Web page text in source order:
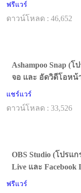
ฟรีแวร์
ดาวน์โหลด : 46,652
Ashampoo Snap (
จอ และ อัดวิดีโอหน้
แชร์แวร์
ดาวน์โหลด : 33,526
OBS Studio (โปรแ
Live และ Facebook
ฟรีแวร์